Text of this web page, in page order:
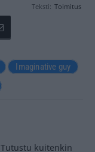
Teksti: Toimitus
Imaginative guy
Tutustu kuitenkin